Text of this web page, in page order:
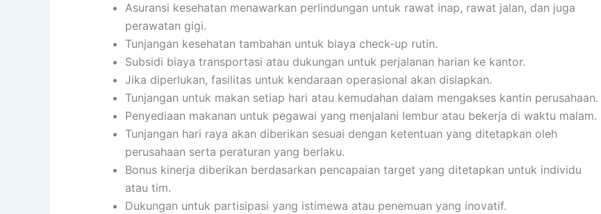
Asuransi kesehatan menawarkan perlindungan untuk rawat inap, rawat jalan, dan juga
perawatan gigi.
Tunjangan kesehatan tambahan untuk biaya check-up rutin.
Subsidi biaya transportasi atau dukungan untuk perjalanan harian ke kantor.
Jika diperlukan, fasilitas untuk kendaraan operasional akan disiapkan.
Tunjangan untuk makan setiap hari atau kemudahan dalam mengakses kantin perusahaan.
Penyediaan makanan untuk pegawai yang menjalani lembur atau bekerja di waktu malam.
Tunjangan hari raya akan diberikan sesuai dengan ketentuan yang ditetapkan oleh
perusahaan serta peraturan yang berlaku.
Bonus kinerja diberikan berdasarkan pencapaian target yang ditetapkan untuk individu
atau tim.
Dukungan untuk partisipasi yang istimewa atau penemuan yang inovatif.